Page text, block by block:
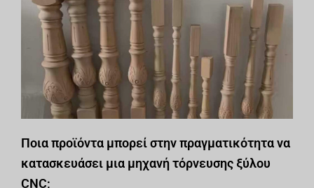
Ποια προϊόντα μπορεί στην πραγματικότητα να
κατασκευάσει μια μηχανή τόρνευσης ξύλου
CNC;